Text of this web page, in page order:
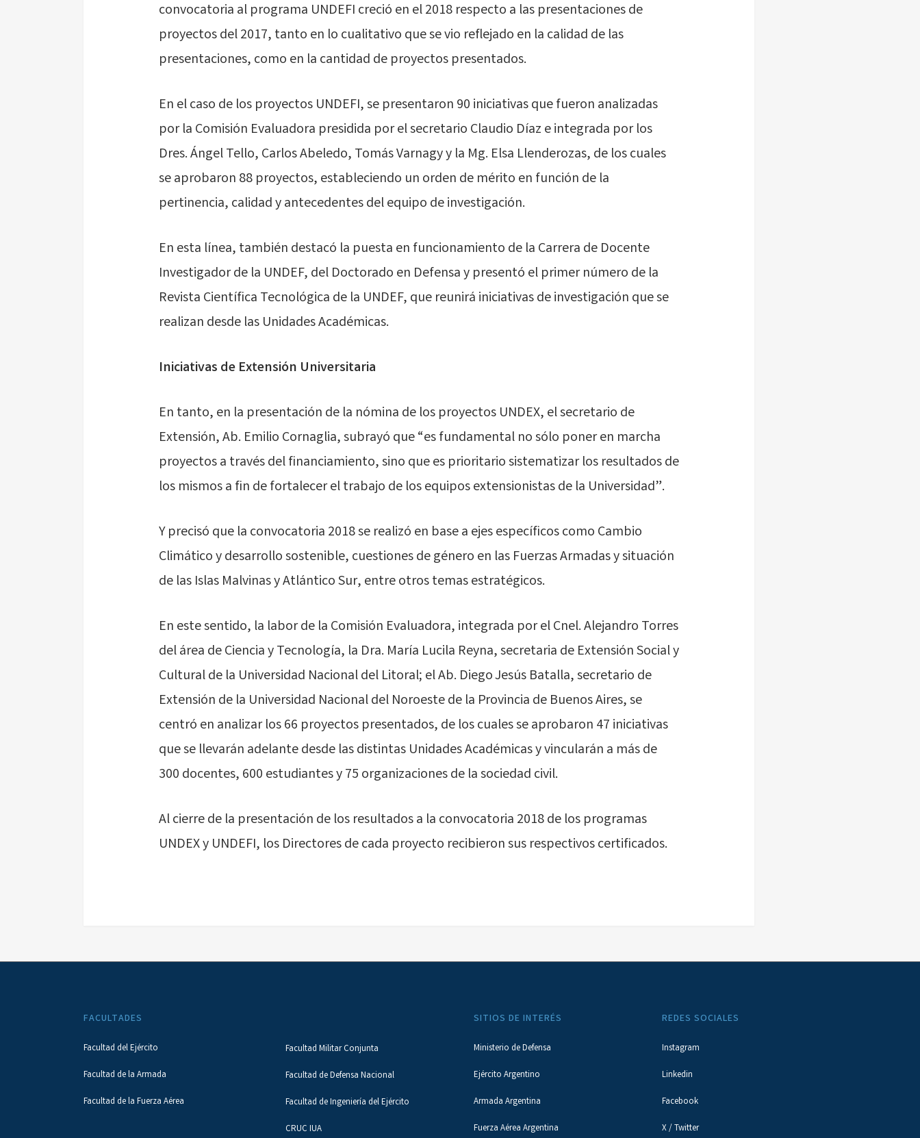
convocatoria al programa UNDEFI creció en el 2018 respecto a las presentaciones de
proyectos del 2017, tanto en lo cualitativo que se vio reflejado en la calidad de las
presentaciones, como en la cantidad de proyectos presentados.
En el caso de los proyectos UNDEFI, se presentaron 90 iniciativas que fueron analizadas
por la Comisión Evaluadora presidida por el secretario Claudio Díaz e integrada por los
Dres. Ángel Tello, Carlos Abeledo, Tomás Varnagy y la Mg. Elsa Llenderozas, de los cuales
se aprobaron 88 proyectos, estableciendo un orden de mérito en función de la
pertinencia, calidad y antecedentes del equipo de investigación.
En esta línea, también destacó la puesta en funcionamiento de la Carrera de Docente
Investigador de la UNDEF, del Doctorado en Defensa y presentó el primer número de la
Revista Científica Tecnológica de la UNDEF, que reunirá iniciativas de investigación que se
realizan desde las Unidades Académicas.
Iniciativas de Extensión Universitaria
En tanto, en la presentación de la nómina de los proyectos UNDEX, el secretario de
Extensión, Ab. Emilio Cornaglia, subrayó que “es fundamental no sólo poner en marcha
proyectos a través del financiamiento, sino que es prioritario sistematizar los resultados de
los mismos a fin de fortalecer el trabajo de los equipos extensionistas de la Universidad”.
Y precisó que la convocatoria 2018 se realizó en base a ejes específicos como Cambio
Climático y desarrollo sostenible, cuestiones de género en las Fuerzas Armadas y situación
de las Islas Malvinas y Atlántico Sur, entre otros temas estratégicos.
En este sentido, la labor de la Comisión Evaluadora, integrada por el Cnel. Alejandro Torres
del área de Ciencia y Tecnología, la Dra. María Lucila Reyna, secretaria de Extensión Social y
Cultural de la Universidad Nacional del Litoral; el Ab. Diego Jesús Batalla, secretario de
Extensión de la Universidad Nacional del Noroeste de la Provincia de Buenos Aires, se
centró en analizar los 66 proyectos presentados, de los cuales se aprobaron 47 iniciativas
que se llevarán adelante desde las distintas Unidades Académicas y vincularán a más de
300 docentes, 600 estudiantes y 75 organizaciones de la sociedad civil.
Al cierre de la presentación de los resultados a la convocatoria 2018 de los programas
UNDEX y UNDEFI, los Directores de cada proyecto recibieron sus respectivos certificados.
FACULTADES
Facultad del Ejército
Facultad de la Armada
Facultad de la Fuerza Aérea
Facultad Militar Conjunta
Facultad de Defensa Nacional
Facultad de Ingeniería del Ejército
CRUC IUA
SITIOS DE INTERÉS
Ministerio de Defensa
Ejército Argentino
Armada Argentina
Fuerza Aérea Argentina
REDES SOCIALES
Instagram
Linkedin
Facebook
X / Twitter